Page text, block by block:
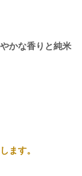
かな香りと純米
ます。